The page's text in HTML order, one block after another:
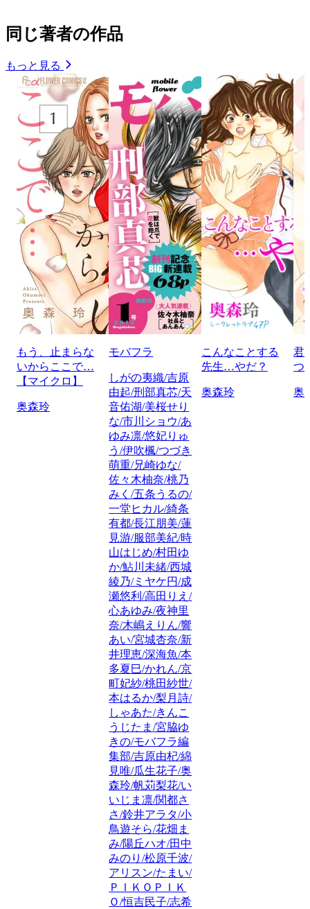
同じ著者の作品
もっと見る
もう、止まらな
いからここで…
【マイクロ】
奥森玲
モバフラ
しがの夷織/吉原
由起/刑部真芯/天
音佑湖/美桜せり
な/市川ショウ/あ
ゆみ凛/悠妃りゅ
う/伊吹楓/つづき
萌重/兄崎ゆな/
佐々木柚奈/桃乃
みく/五条うるの/
一堂ヒカル/綺条
有都/長江朋美/蓮
見游/服部美紀/時
山はじめ/村田ゆ
か/鮎川未緒/西城
綾乃/ミヤケ円/成
瀬悠利/高田りえ/
心あゆみ/夜神里
奈/木嶋えりん/響
あい/宮城杏奈/新
井理恵/深海魚/本
多夏巳/かれん/京
町妃紗/桃田紗世/
本はるか/梨月詩/
しゃあた/きんこ
うじたま/宮脇ゆ
きの/モバフラ編
集部/吉原由杞/綿
見唯/瓜生花子/奥
森玲/帆苅梨花/い
いじま凛/関都さ
さ/鈴井アラタ/小
鳥遊そら/花畑ま
み/陽丘ハオ/田中
みのり/松原千波/
アリスン/たまい/
ＰＩＫＯＰＩＫ
Ｏ/恒吉民子/志希
こんなことする
先生…やだ？
奥森玲
君
つ
奥